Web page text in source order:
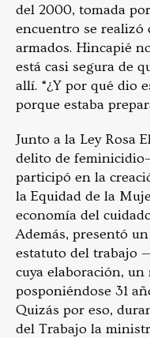
del 2000, tomada
encuentro se realizó
armados. Hincapié
está casi segura de
allí. “¿Y por qué dio
porque estaba
Junto a la Ley Rosa
delito de
participó en la
la Equidad de la
economía del
Además, presentó
estatuto del trabajo
cuya elaboración,
posponiéndose 31
Quizás por eso,
del Trabajo la